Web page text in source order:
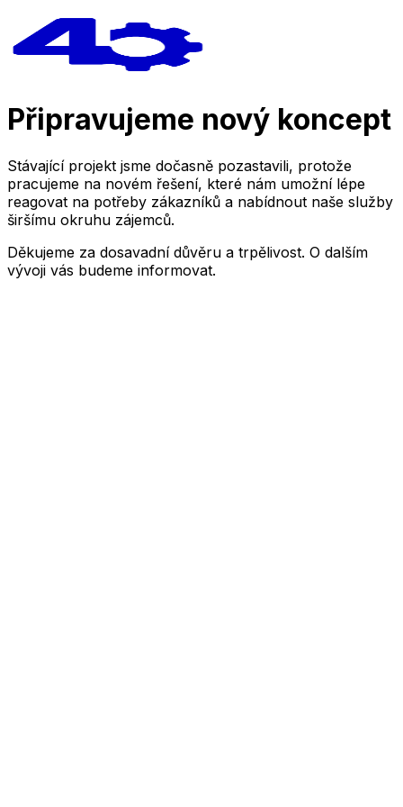
Připravujeme nový koncept
Stávající projekt jsme dočasně pozastavili, protože
pracujeme na novém řešení, které nám umožní lépe
reagovat na potřeby zákazníků a nabídnout naše služby
širšímu okruhu zájemců.
Děkujeme za dosavadní důvěru a trpělivost. O dalším
vývoji vás budeme informovat.